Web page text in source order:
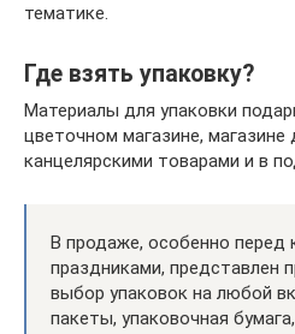
тематике.
Где взять упаковку?
Материалы для упаковки
цветочном магазине, магазине
канцелярскими товарами и в
В продаже, особенно перед
праздниками, представлен
выбор упаковок на любой
пакеты, упаковочная